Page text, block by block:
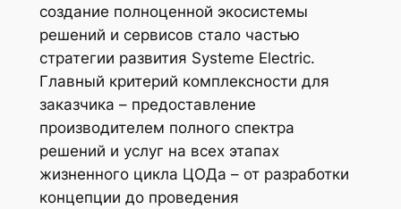
создание полноценной экосистемы
решений и сервисов стало частью
стратегии развития Systeme Electric.
Главный критерий комплексности для
заказчика – предоставление
производителем полного спектра
решений и услуг на всех этапах
жизненного цикла ЦОДа – от разработки
концепции до проведения